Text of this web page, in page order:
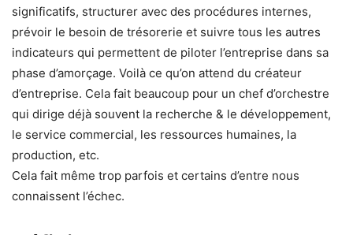
significatifs, structurer avec des procédures internes,
prévoir le besoin de trésorerie et suivre tous les autres
indicateurs qui permettent de piloter l’entreprise dans sa
phase d’amorçage. Voilà ce qu’on attend du créateur
d’entreprise. Cela fait beaucoup pour un chef d’orchestre
qui dirige déjà souvent la recherche & le développement,
le service commercial, les ressources humaines, la
production, etc.
Cela fait même trop parfois et certains d’entre nous
connaissent l’échec.